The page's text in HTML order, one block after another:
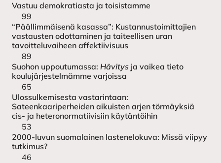
Vastuu demokratiasta ja toisistamme
99
“Päällimmäisenä kasassa”: Kustannustoimittajien
vastausten odottaminen ja taiteellisen uran
tavoitteluvaiheen affektiivisuus
89
Suohon uppoutumassa: Hävitys ja vaikea tieto
koulujärjestelmämme varjoissa
65
Ulossulkemisesta vastarintaan:
Sateenkaariperheiden aikuisten arjen törmäyksiä
cis- ja heteronormatiivisiin käytäntöihin
53
2000-luvun suomalainen lastenelokuva: Missä viipyy
tutkimus?
46